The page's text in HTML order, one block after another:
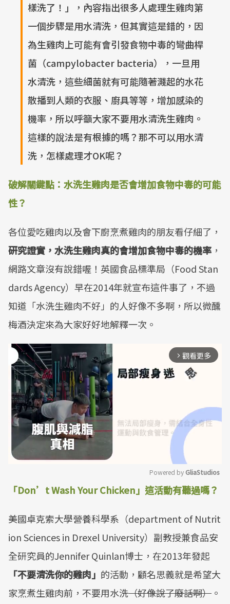
樣洗了！」，內容指出很多人處理生雞肉第
一個步驟是用水清洗，但其實這是錯的，因
為生雞肉上可能有會引發食物中毒的彎曲桿
菌（campylobacter bacteria），一旦用
水清洗，這些細菌就有可能隨著濺起的水花
散播到人類的衣服、廚具等等，增加感染的
機率，所以呼籲大家不要用水清洗生雞肉。
這樣的說法是有根據的嗎？那不可以用水清
洗，怎樣處理才OK呢？
破解關鍵點：水洗生雞肉是否會增加食物中毒的可能
性？
各位愛吃雞肉以及會下廚烹煮雞肉的朋友看仔細了，
研究證實，水洗生雞肉真的會增加食物中毒的機率 ，
網路文章沒有說錯喔！英國食品標準局（Food Stan
dards Agency）早在2014年就宣布這件事了，不過
知道「水洗生雞肉不好」的人好像不多啊，所以微醺
梅酒決定來為大家好好地解釋一次。
arrow_forward_ios 觀看更多
Mute
Powered by GliaStudios
「Don’t Wash Your Chicken」這活動有聽過嗎？
美國卓克索大學營養科學系（department of Nutrit
ion Sciences in Drexel University）副教授兼食品安
全研究員的Jennifer Quinlan博士，在2013年發起
「不要清洗你的雞肉」 的活動，顧名思義就是希望大
家烹煮生雞肉前，不要用水洗（好像說了廢話啊） 。